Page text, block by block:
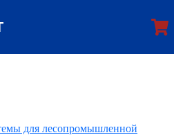
для лесопромышленной